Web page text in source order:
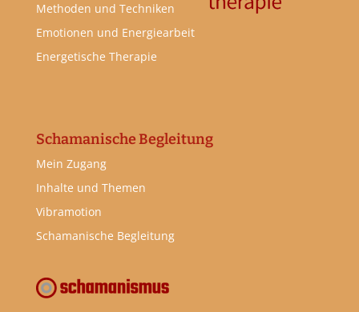
Methoden und Techniken
Emotionen und Energiearbeit
Energetische Therapie
Schamanische Begleitung
Mein Zugang
Inhalte und Themen
Vibramotion
Schamanische Begleitung